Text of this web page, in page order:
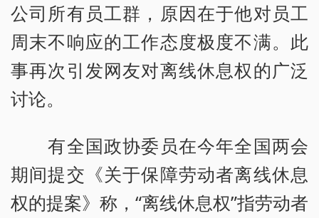
公司所有员工群，原因在于他对员工
周末不响应的工作态度极度不满。此
事再次引发网友对离线休息权的广泛
讨论。
有全国政协委员在今年全国两会
期间提交《关于保障劳动者离线休息
权的提案》称，“离线休息权”指劳动者